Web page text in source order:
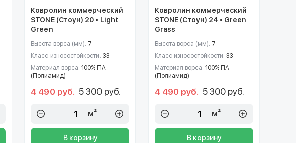
Ковролин коммерческий
STONE (Стоун) 20 • Light
Green
Высота ворса (мм): 7
Класс износостойкости:33
Материал ворса:100% ПА
(Полиамид)
4 490 руб. 5 300 руб.
м²
В корзину
Ковролин коммерческий
STONE (Стоун) 24 • Green
Grass
Высота ворса (мм): 7
Класс износостойкости:33
Материал ворса:100% ПА
(Полиамид)
4 490 руб. 5 300 руб.
м²
В корзину